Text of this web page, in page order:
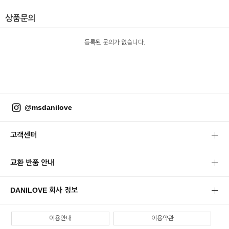
상품문의
등록된 문의가 없습니다.
@msdanilove
고객센터
교환 반품 안내
DANILOVE 회사 정보
이용안내 이용약관